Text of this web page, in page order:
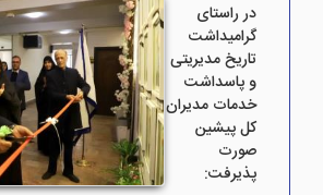
در راستای
گرامیداشت
تاریخ مدیریتی
و پاسداشت
خدمات مدیران
کل پیشین
صورت
پذیرفت: